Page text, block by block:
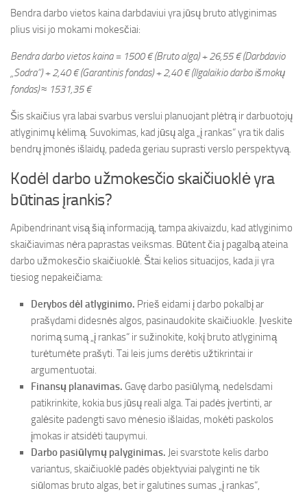
Bendra darbo vietos kaina darbdaviui yra jūsų bruto atlyginimas
plius visi jo mokami mokesčiai:
Bendra darbo vietos kaina = 1500 € (Bruto alga) + 26,55 € (Darbdavio
„Sodra“) + 2,40 € (Garantinis fondas) + 2,40 € (Ilgalaikio darbo išmokų
fondas) ≈ 1531,35 €
Šis skaičius yra labai svarbus verslui planuojant plėtrą ir darbuotojų
atlyginimų kėlimą. Suvokimas, kad jūsų alga „į rankas“ yra tik dalis
bendrų įmonės išlaidų, padeda geriau suprasti verslo perspektyvą.
Kodėl darbo užmokesčio skaičiuoklė yra
būtinas įrankis?
Apibendrinant visą šią informaciją, tampa akivaizdu, kad atlyginimo
skaičiavimas nėra paprastas veiksmas. Būtent čia į pagalbą ateina
darbo užmokesčio skaičiuoklė. Štai kelios situacijos, kada ji yra
tiesiog nepakeičiama:
Derybos dėl atlyginimo. Prieš eidami į darbo pokalbį ar
prašydami didesnės algos, pasinaudokite skaičiuokle. Įveskite
norimą sumą „į rankas“ ir sužinokite, kokį bruto atlyginimą
turėtumėte prašyti. Tai leis jums derėtis užtikrintai ir
argumentuotai.
Finansų planavimas. Gavę darbo pasiūlymą, nedelsdami
patikrinkite, kokia bus jūsų reali alga. Tai padės įvertinti, ar
galėsite padengti savo mėnesio išlaidas, mokėti paskolos
įmokas ir atsidėti taupymui.
Darbo pasiūlymų palyginimas. Jei svarstote kelis darbo
variantus, skaičiuoklė padės objektyviai palyginti ne tik
siūlomas bruto algas, bet ir galutines sumas „į rankas“,